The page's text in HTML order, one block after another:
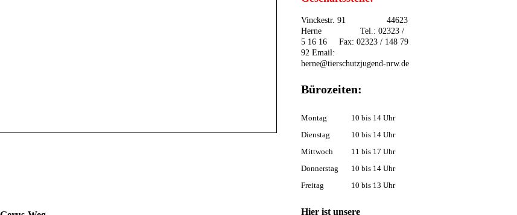
Vinckestr. 91 44623
Herne Tel.: 02323 /
5 16 16 Fax: 02323 / 148 79
92 Email:
herne@tierschutzjugend-nrw.de
Bürozeiten:
Montag
10 bis 14 Uhr
Dienstag
10 bis 14 Uhr
Mittwoch
11 bis 17 Uhr
Donnerstag
10 bis 14 Uhr
Freitag
10 bis 13 Uhr
Hier ist unsere